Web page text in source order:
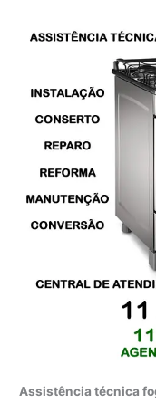
Assistência técnica